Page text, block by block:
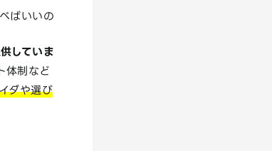
ばいいの
していま
体制など
ダや選び